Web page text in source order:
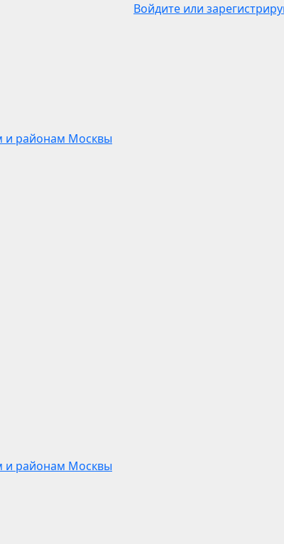
Войдите или
и районам Москвы
и районам Москвы